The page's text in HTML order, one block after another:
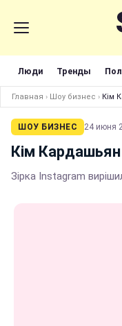
Люди Тренды
Главная › Шоу бизнес › Кім
ШОУ БИЗНЕС 24 июня
Кім
Зірка Instagram